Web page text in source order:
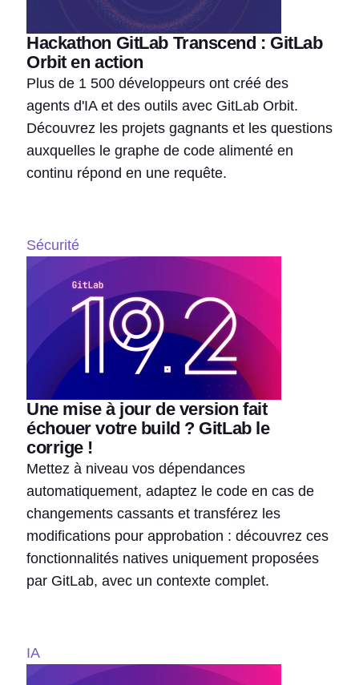
Hackathon GitLab Transcend : GitLab
Orbit en action
Plus de 1 500 développeurs ont créé des
agents d'IA et des outils avec GitLab Orbit.
Découvrez les projets gagnants et les questions
auxquelles le graphe de code alimenté en
continu répond en une requête.
Sécurité
Une mise à jour de version fait
échouer votre build ? GitLab le
corrige !
Mettez à niveau vos dépendances
automatiquement, adaptez le code en cas de
changements cassants et transférez les
modifications pour approbation : découvrez ces
fonctionnalités natives uniquement proposées
par GitLab, avec un contexte complet.
IA